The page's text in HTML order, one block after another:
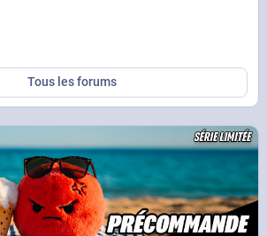
Tous les forums